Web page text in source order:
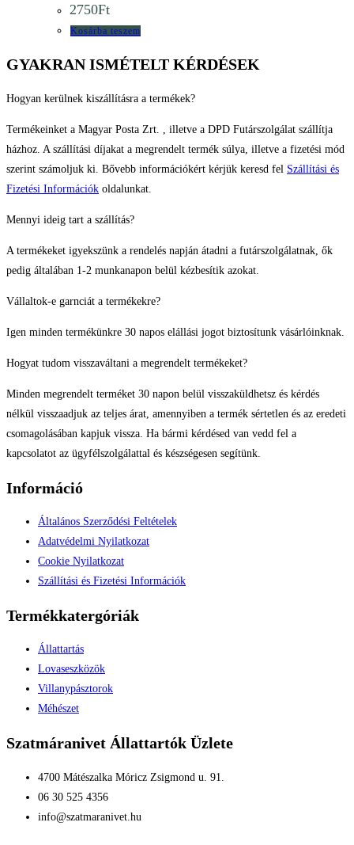
2750Ft
Kosárba teszem
GYAKRAN ISMÉTELT KÉRDÉSEK
Hogyan kerülnek kiszállításra a termékek?
Termékeinket a Magyar Posta Zrt. , illetve a DPD Futárszolgálat szállítja
házhoz. A szállítási díjakat a megrendelt termék súlya, illetve a fizetési mód
szerint számoljuk ki. Bővebb információkért kérjük keresd fel Szállítási és
Fizetési Információk oldalunkat.
Mennyi ideig tart a szállítás?
A termékeket igyekszünk a rendelés napján átadni a futárszolgálatnak, ők
pedig általában 1-2 munkanapon belül kézbesítik azokat.
Vállaltok-e garnciát a termékekre?
Igen minden termékünkre 30 napos elállási jogot biztosítunk vásárlóinknak.
Hogyat tudom visszaváltani a megrendelt termékeket?
Minden megrendelt terméket 30 napon belül visszaküldhetsz és kérdés
nélkül visszaadjuk az teljes árat, amennyiben a termék sértetlen és az eredeti
csomagolásában kapjuk vissza. Ha bármi kérdésed van vedd fel a
kapcsolatot az ügyfélszolgálattal és készségesen segítünk.
Információ
Általános Szerződési Feltételek
Adatvédelmi Nyilatkozat
Cookie Nyilatkozat
Szállítási és Fizetési Információk
Termékkatergóriák
Állattartás
Lovaseszközök
Villanypásztorok
Méhészet
Szatmáranivet Állattartók Üzlete
4700 Mátészalka Móricz Zsigmond u. 91.
06 30 525 4356
info@szatmaranivet.hu